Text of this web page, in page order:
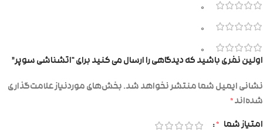
0
0
0
اولین نفری باشید که دیدگاهی را ارسال می کنید برای “اتشناشی سوپر”
نشانی ایمیل شما منتشر نخواهد شد.بخش‌های موردنیاز علامت‌گذاری
شده‌اند*
امتیاز شما *